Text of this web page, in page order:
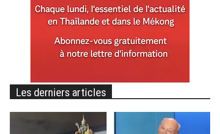
Les derniers articles